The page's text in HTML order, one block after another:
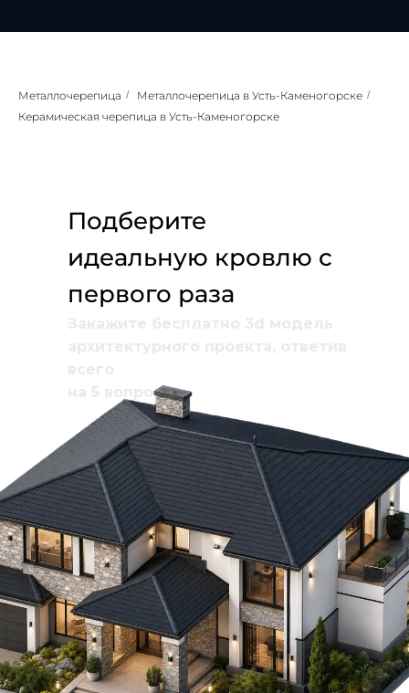
Металлочерепица / Металлочерепица в Усть-Каменогорске /
Керамическая черепица в Усть-Каменогорске
Подберите
идеальную кровлю с
первого раза
Закажите бесплатно 3d модель
архитектурного проекта, ответив
всего
на 5 вопросов